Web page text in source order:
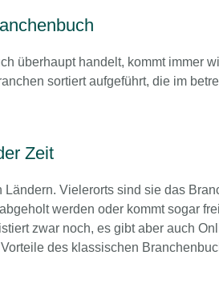
überhaupt handelt, kommt
sortiert aufgeführt, die im
Zeit
Vielerorts sind sie das
werden oder kommt sogar
zwar noch, es gibt aber auch
des klassischen